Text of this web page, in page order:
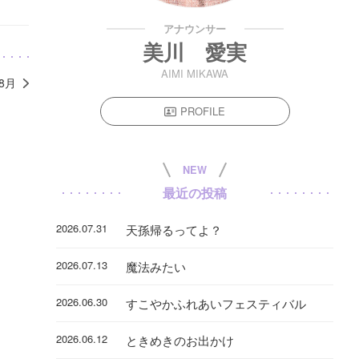
月
アナウンサー
美川 愛実
AIMI MIKAWA
PROFILE
NEW
最近の投稿
2026.07.31 天孫帰るってよ？
2026.07.13 魔法みたい
2026.06.30 すこやかふれあいフェスティバル
2026.06.12 ときめきのお出かけ